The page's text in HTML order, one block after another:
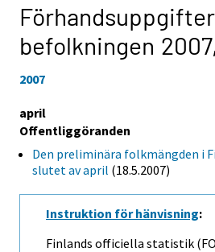
befolkningen
2007
april
Offentliggöranden
Den preliminära folkmängden i
slutet av april (18.5.2007)
Instruktion för hänvisning:
Finlands officiella statistik